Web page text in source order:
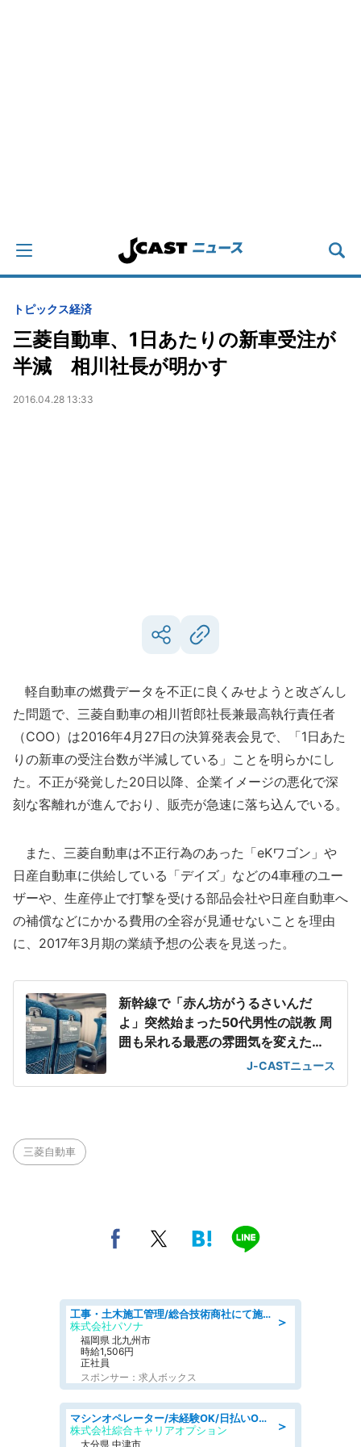
トピックス経済
三菱自動車、1日あたりの新車受注が
半減 相川社長が明かす
2016.04.28 13:33
軽自動車の燃費データを不正に良くみせようと改ざんし
た問題で、三菱自動車の相川哲郎社長兼最高執行責任者
（COO）は2016年4月27日の決算発表会見で、「1日あた
りの新車の受注台数が半減している」ことを明らかにし
た。不正が発覚した20日以降、企業イメージの悪化で深
刻な客離れが進んでおり、販売が急速に落ち込んでいる。
また、三菱自動車は不正行為のあった「eKワゴン」や
日産自動車に供給している「デイズ」などの4車種のユー
ザーや、生産停止で打撃を受ける部品会社や日産自動車へ
の補償などにかかる費用の全容が見通せないことを理由
に、2017年3月期の業績予想の公表を見送った。
新幹線で「赤ん坊がうるさいんだ
よ」突然始まった50代男性の説教 周
囲も呆れる最悪の雰囲気を変えた
J-CASTニュース
三菱自動車
＞
工事・土木施工管理/総合技術商社にて施工管理のお仕事/即日勤務可/車通勤可/工事・土木施工管理/生産・品質管理
株式会社パソナ
福岡県 北九州市
時給1,506円
正社員
スポンサー：求人ボックス
＞
マシンオペレーター/未経験OK/日払いOK/寮費無料/交替制/20・30・40代活躍中
株式会社綜合キャリアオプション
大分県 中津市